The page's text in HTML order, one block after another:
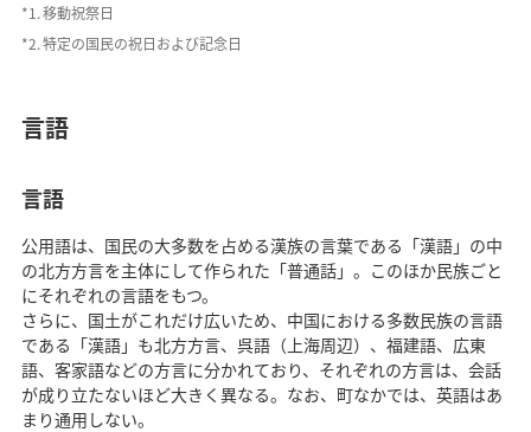
*1.移動祝祭日
*2.特定の国民の祝日および記念日
言語
言語
公用語は、国民の大多数を占める漢族の言葉である「漢語」の中
の北方方言を主体にして作られた「普通話」。このほか民族ごと
にそれぞれの言語をもつ。
さらに、国土がこれだけ広いため、中国における多数民族の言語
である「漢語」も北方方言、呉語（上海周辺）、福建語、広東
語、客家語などの方言に分かれており、それぞれの方言は、会話
が成り立たないほど大きく異なる。なお、町なかでは、英語はあ
まり通用しない。